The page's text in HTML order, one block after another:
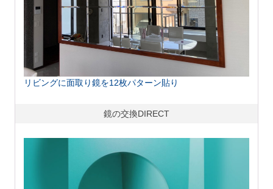
リビングに面取り鏡を12枚パターン貼り
鏡の交換DIRECT